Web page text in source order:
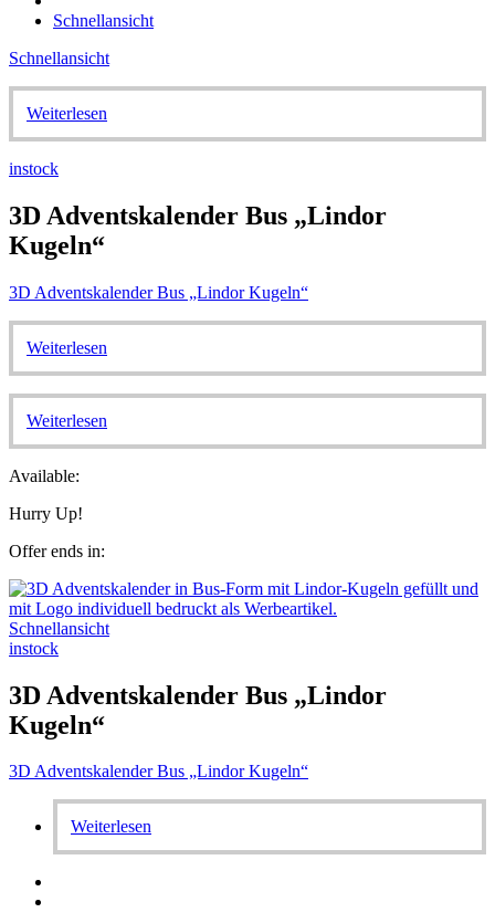
Schnellansicht
Schnellansicht
Weiterlesen
instock
3D Adventskalender Bus „Lindor
Kugeln“
3D Adventskalender Bus „Lindor Kugeln“
Weiterlesen
Weiterlesen
Available:
Hurry Up!
Offer ends in:
Schnellansicht
instock
3D Adventskalender Bus „Lindor
Kugeln“
3D Adventskalender Bus „Lindor Kugeln“
Weiterlesen